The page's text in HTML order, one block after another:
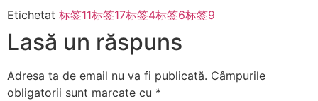
Etichetat 标签11标签17标签4标签6标签9
Lasă un răspuns
Adresa ta de email nu va fi publicată. Câmpurile
obligatorii sunt marcate cu *